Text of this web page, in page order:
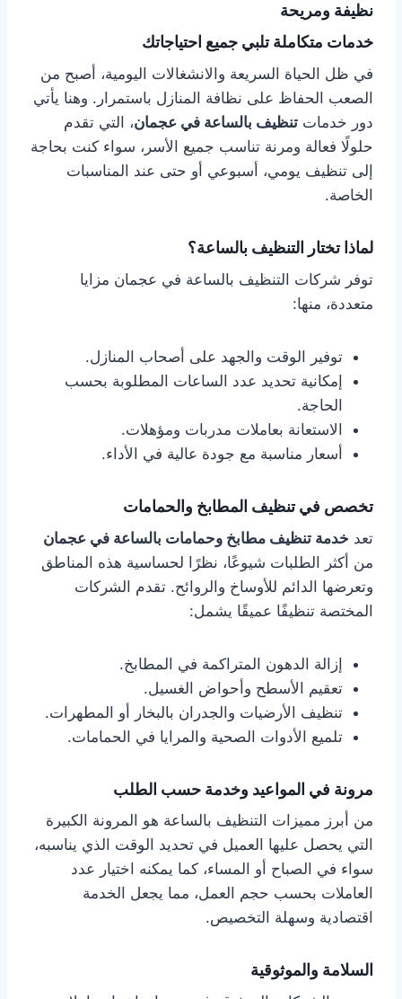
نظيفة ومريحة
خدمات متكاملة تلبي جميع احتياجاتك
في ظل الحياة السريعة والانشغالات اليومية، أصبح من
الصعب الحفاظ على نظافة المنازل باستمرار. وهنا يأتي
دور خدمات تنظيف بالساعة في عجمان، التي تقدم
حلولًا فعالة ومرنة تناسب جميع الأسر، سواء كنت بحاجة
إلى تنظيف يومي، أسبوعي أو حتى عند المناسبات
الخاصة.
لماذا تختار التنظيف بالساعة؟
توفر شركات التنظيف بالساعة في عجمان مزايا
متعددة، منها:
توفير الوقت والجهد على أصحاب المنازل.
إمكانية تحديد عدد الساعات المطلوبة بحسب
الحاجة.
الاستعانة بعاملات مدربات ومؤهلات.
أسعار مناسبة مع جودة عالية في الأداء.
تخصص في تنظيف المطابخ والحمامات
تعد خدمة تنظيف مطابخ وحمامات بالساعة في عجمان
من أكثر الطلبات شيوعًا، نظرًا لحساسية هذه المناطق
وتعرضها الدائم للأوساخ والروائح. تقدم الشركات
المختصة تنظيفًا عميقًا يشمل:
إزالة الدهون المتراكمة في المطابخ.
تعقيم الأسطح وأحواض الغسيل.
تنظيف الأرضيات والجدران بالبخار أو المطهرات.
تلميع الأدوات الصحية والمرايا في الحمامات.
مرونة في المواعيد وخدمة حسب الطلب
من أبرز مميزات التنظيف بالساعة هو المرونة الكبيرة
التي يحصل عليها العميل في تحديد الوقت الذي يناسبه،
سواء في الصباح أو المساء، كما يمكنه اختيار عدد
العاملات بحسب حجم العمل، مما يجعل الخدمة
اقتصادية وسهلة التخصيص.
السلامة والموثوقية